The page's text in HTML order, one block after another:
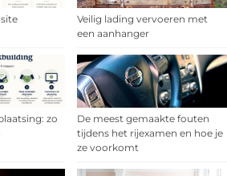
Veilig lading vervoeren met
een aanhanger
zo
De meest gemaakte fouten
tijdens het rijexamen en hoe je
ze voorkomt